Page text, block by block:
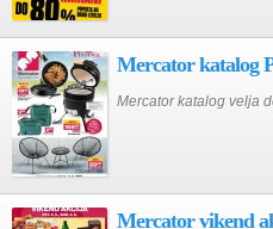
Mercator katalog
Mercator katalog velja
Mercator vikend